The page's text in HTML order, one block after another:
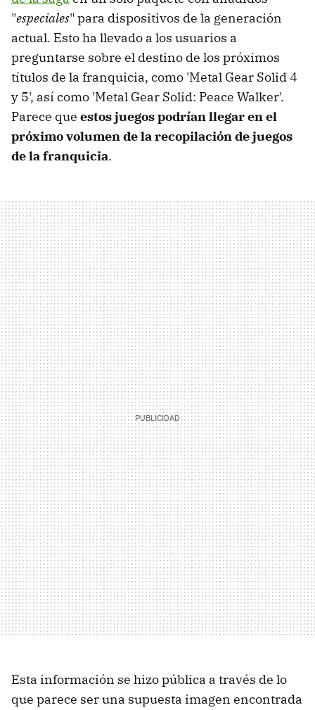
"especiales" para dispositivos de la generación
actual. Esto ha llevado a los usuarios a
preguntarse sobre el destino de los próximos
títulos de la franquicia, como 'Metal Gear Solid 4
y 5', así como 'Metal Gear Solid: Peace Walker'.
Parece que estos juegos podrían llegar en el
próximo volumen de la recopilación de juegos
de la franquicia.
Esta información se hizo pública a través de lo
que parece ser una supuesta imagen encontrada